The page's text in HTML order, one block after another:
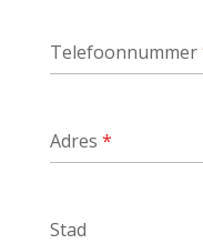
Telefoonnummer
Adres *
Stad